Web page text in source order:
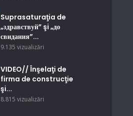
Suprasaturaţia de
„здравствуй” şi „до
свидания”...
9.135 vizualizări
VIDEO// Înşelaţi de
firma de construcţie
şi...
8.815 vizualizări